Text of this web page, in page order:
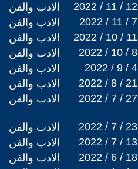
الادب والفن
2022 / 11 / 12
الادب والفن
2022 / 11 / 7
الادب والفن
2022 / 10 / 11
الادب والفن
2022 / 10 / 8
الادب والفن
2022 / 9 / 4
الادب والفن
2022 / 8 / 21
الادب والفن
2022 / 7 / 27
الادب والفن 2022 / 7 / 23
الادب والفن
2022 / 7 / 13
الادب والفن
2022 / 6 / 18